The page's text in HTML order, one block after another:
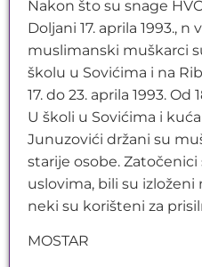
Nakon što su snage
Doljani 17. aprila 1993.,
muslimanski muškarci
školu u Sovićima i na
17. do 23. aprila 1993. Od
U školi u Sovićima i
Junuzovići držani su
starije osobe.
uslovima, bili su izloženi
neki su korišteni za
MOSTAR